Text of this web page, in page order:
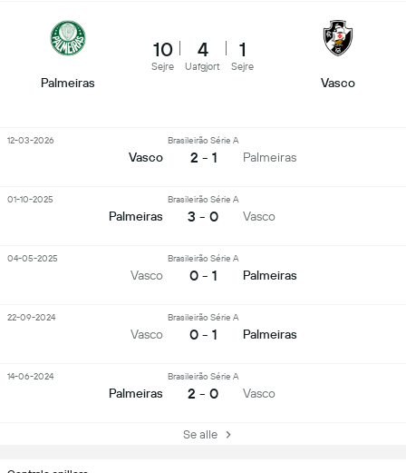
Palmeiras
10
Sejre
4
Uafgjort
1
Sejre
Vasco
Vasco
Brasileirão Série A
2 - 1 Palmeiras
12-03-2026
Palmeiras
Brasileirão Série A
3 - 0 Vasco
01-10-2025
Vasco
Brasileirão Série A
0 - 1 Palmeiras
04-05-2025
Vasco
Brasileirão Série A
0 - 1 Palmeiras
22-09-2024
Palmeiras
Brasileirão Série A
2 - 0 Vasco
14-06-2024
Se alle